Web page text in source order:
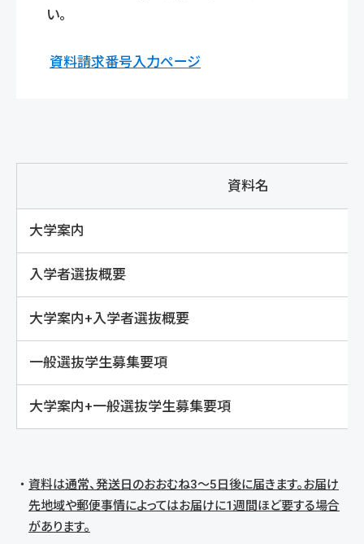
い。
資料請求番号入力ページ
資料名
大学案内
入学者選抜概要
大学案内+入学者選抜概要
一般選抜学生募集要項
大学案内+一般選抜学生募集要項
資料は通常、発送日のおおむね3～5日後に届きます。お届け
先地域や郵便事情によってはお届けに1週間ほど要する場合
があります。